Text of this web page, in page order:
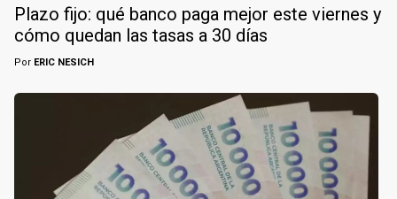
Plazo fijo: qué banco paga mejor este viernes y
cómo quedan las tasas a 30 días
Por ERIC NESICH